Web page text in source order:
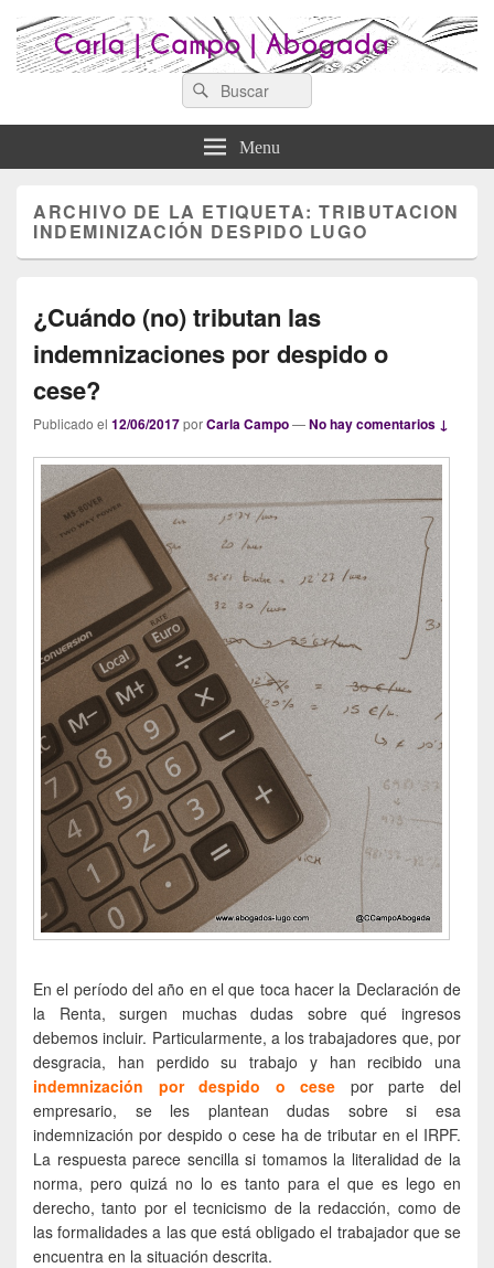
Abogados Lugo : Carla Campo
Abogada
Search
for:
Menu
ARCHIVO DE LA ETIQUETA:TRIBUTACION
INDEMINIZACIÓN DESPIDO LUGO
¿Cuándo (no) tributan las
indemnizaciones por despido o
cese?
Publicado el 12/06/2017porCarla Campo—No hay comentarios ↓
En el período del año en el que toca hacer la Declaración de
la Renta, surgen muchas dudas sobre qué ingresos
debemos incluir. Particularmente, a los trabajadores que, por
desgracia, han perdido su trabajo y han recibido una
indemnización por despido o cese
por parte del
empresario, se les plantean dudas sobre si esa
indemnización por despido o cese ha de tributar en el IRPF.
La respuesta parece sencilla si tomamos la literalidad de la
norma, pero quizá no lo es tanto para el que es lego en
derecho, tanto por el tecnicismo de la redacción, como de
las formalidades a las que está obligado el trabajador que se
encuentra en la situación descrita.